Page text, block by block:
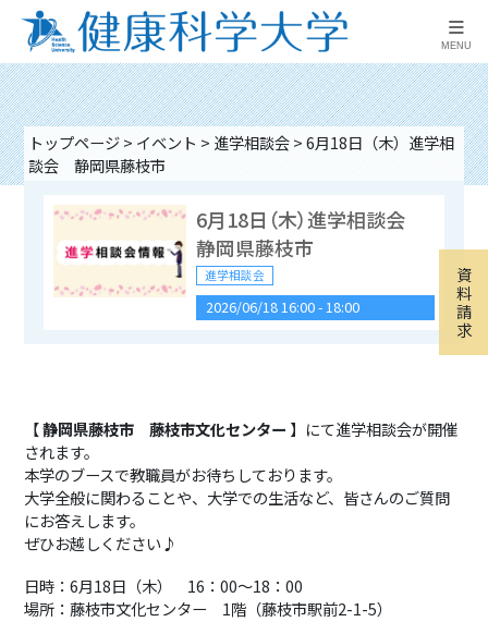
≡
MENU
資
料
請
求
トップページ> イベント > 進学相談会>6月18日（木）進学相
談会 静岡県藤枝市
2026/06/18 16:00-18:00
6月18日（木）進学相談会
静岡県藤枝市
進学相談会
【静岡県藤枝市 藤枝市文化センター 】にて進学相談会が開催
されます。
本学のブースで教職員がお待ちしております。
大学全般に関わることや、大学での生活など、皆さんのご質問
にお答えします。
ぜひお越しください♪
日時：6月18日（木） 16：00～18：00
場所：藤枝市文化センター 1階（藤枝市駅前2-1-5）
2026/09/16 16:00
進学相談会
会 山梨県南アルプス市
進学相談会